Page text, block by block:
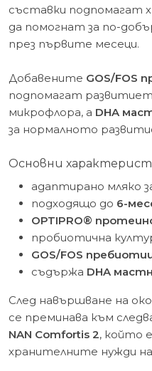
съставки подпомагат
да помогнат за по-
през първите месеци.
Добавените GOS/FOS
подпомагат
микрофлора, а DHA
за нормалното
Основни
адаптирано мляко
подходящо до 6-
OPTIPRO®
пробиотична
GOS/FOS
съдържа DHA
След навършване на
се преминава към
NAN Comfortis 2, който
хранителните нужди